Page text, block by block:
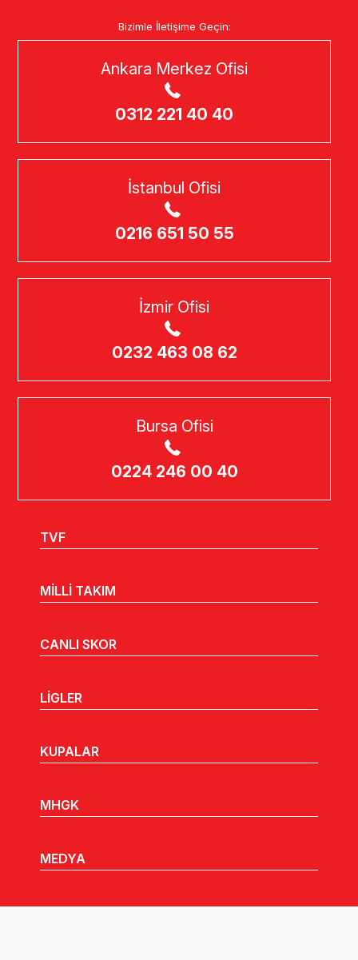
Bizimle İletişime Geçin:
Ankara Merkez Ofisi
0312 221 40 40
İstanbul Ofisi
0216 651 50 55
İzmir Ofisi
0232 463 08 62
Bursa Ofisi
0224 246 00 40
TVF
MİLLİ TAKIM
CANLI SKOR
LİGLER
KUPALAR
MHGK
MEDYA
DUYURULAR